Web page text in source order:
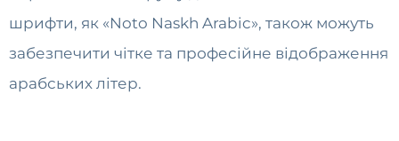
шрифти, як «Noto Naskh Arabic», також можуть
забезпечити чітке та професійне відображення
арабських літер.